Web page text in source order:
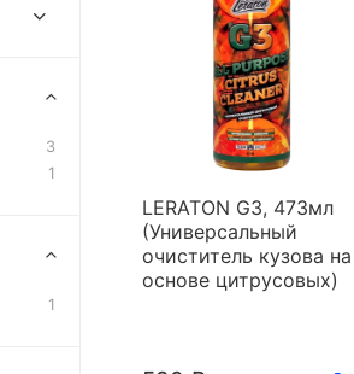
LERATON G3, 473мл
(Универсальный
очиститель кузова на
основе цитрусовых)
3
1
1